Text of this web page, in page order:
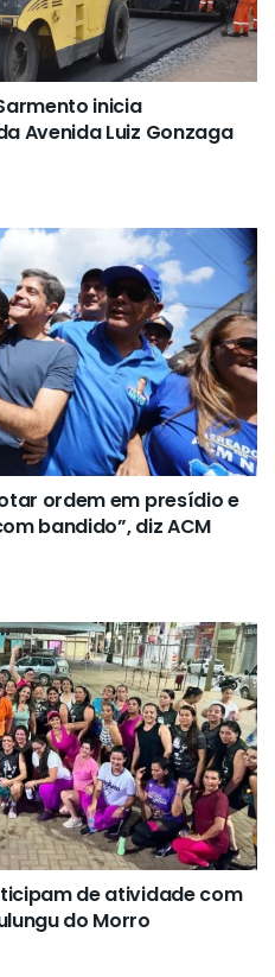
inicia
Avenida Luiz Gonzaga
ordem em presídio e
bandido”, diz ACM
de atividade com
do Morro